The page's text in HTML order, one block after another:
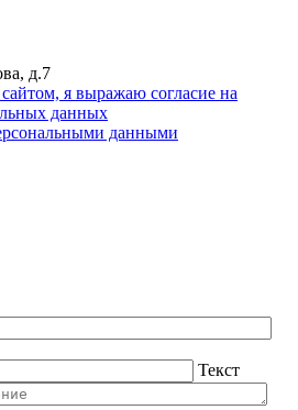
д.7
я выражаю согласие на
данных
данными
Текст